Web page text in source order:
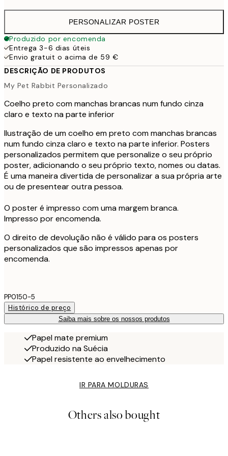
PERSONALIZAR POSTER
Produzido por encomenda
Entrega 3-6 dias úteis
Envio gratuit o acima de 59 €
DESCRIÇÃO DE PRODUTOS
My Pet Rabbit Personalizado
Coelho preto com manchas brancas num fundo cinza
claro e texto na parte inferior
Ilustração de um coelho em preto com manchas brancas
num fundo cinza claro e texto na parte inferior. Posters
personalizados permitem que personalize o seu próprio
poster, adicionando o seu próprio texto, nomes ou datas.
É uma maneira divertida de personalizar a sua própria arte
ou de presentear outra pessoa.
O poster é impresso com uma margem branca.
Impresso por encomenda.
O direito de devolução não é válido para os posters
personalizados que são impressos apenas por
encomenda.
PP0150-5
Histórico de preço
Saiba mais sobre os nossos produtos
Papel mate premium
Produzido na Suécia
Papel resistente ao envelhecimento
IR PARA MOLDURAS
Others also bought